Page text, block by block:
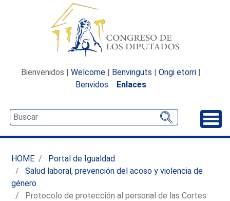
Bienvenidos | Welcome | Benvinguts | Ongi etorri |
Benvidos
Enlaces
HOME
Portal de Igualdad
Salud laboral, prevención del acoso y violencia de
género
Protocolo de protección al personal de las Cortes